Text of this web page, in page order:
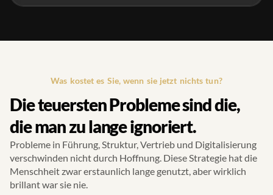
Was kostet es Sie, wenn sie jetzt nichts tun?
Die teuersten Probleme sind die,
die man zu lange ignoriert.
Probleme in Führung, Struktur, Vertrieb und Digitalisierung
verschwinden nicht durch Hoffnung. Diese Strategie hat die
Menschheit zwar erstaunlich lange genutzt, aber wirklich
brillant war sie nie.